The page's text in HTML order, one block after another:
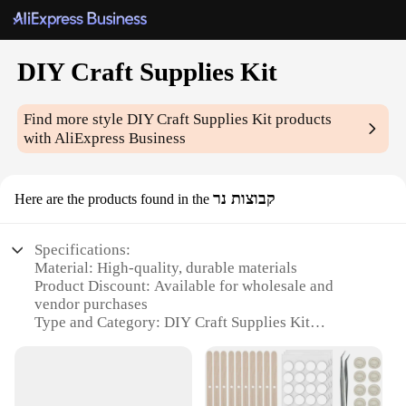
DIY Craft Supplies Kit
Find more styleDIY Craft Supplies Kit products
with AliExpress Business
Here are the products found in the קבוצות נר
Specifications:
Material: High-quality, durable materials
Product Discount: Available for wholesale and
vendor purchases
Type and Category: DIY Craft Supplies Kit
Usage and Purpose: Ideal for various DIY projects
Typical Adaptive Scenario: Suitable for crafters,